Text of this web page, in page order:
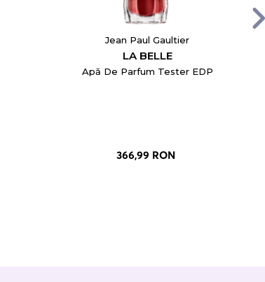
Jean Paul Gaultier
LA BELLE
Apă De Parfum Tester EDP
366,99 RON